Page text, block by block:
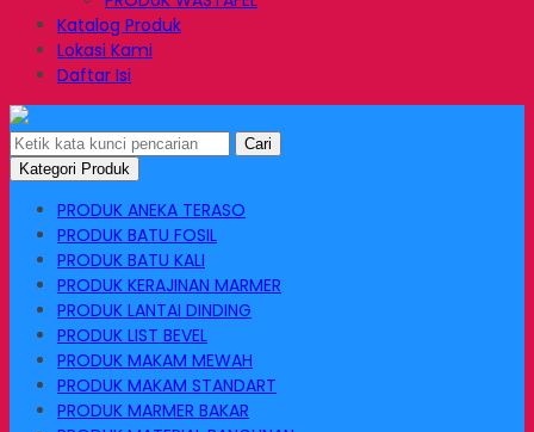
Katalog Produk
Lokasi Kami
Daftar Isi
Cari
Kategori Produk
PRODUK ANEKA TERASO
PRODUK BATU FOSIL
PRODUK BATU KALI
PRODUK KERAJINAN MARMER
PRODUK LANTAI DINDING
PRODUK LIST BEVEL
PRODUK MAKAM MEWAH
PRODUK MAKAM STANDART
PRODUK MARMER BAKAR